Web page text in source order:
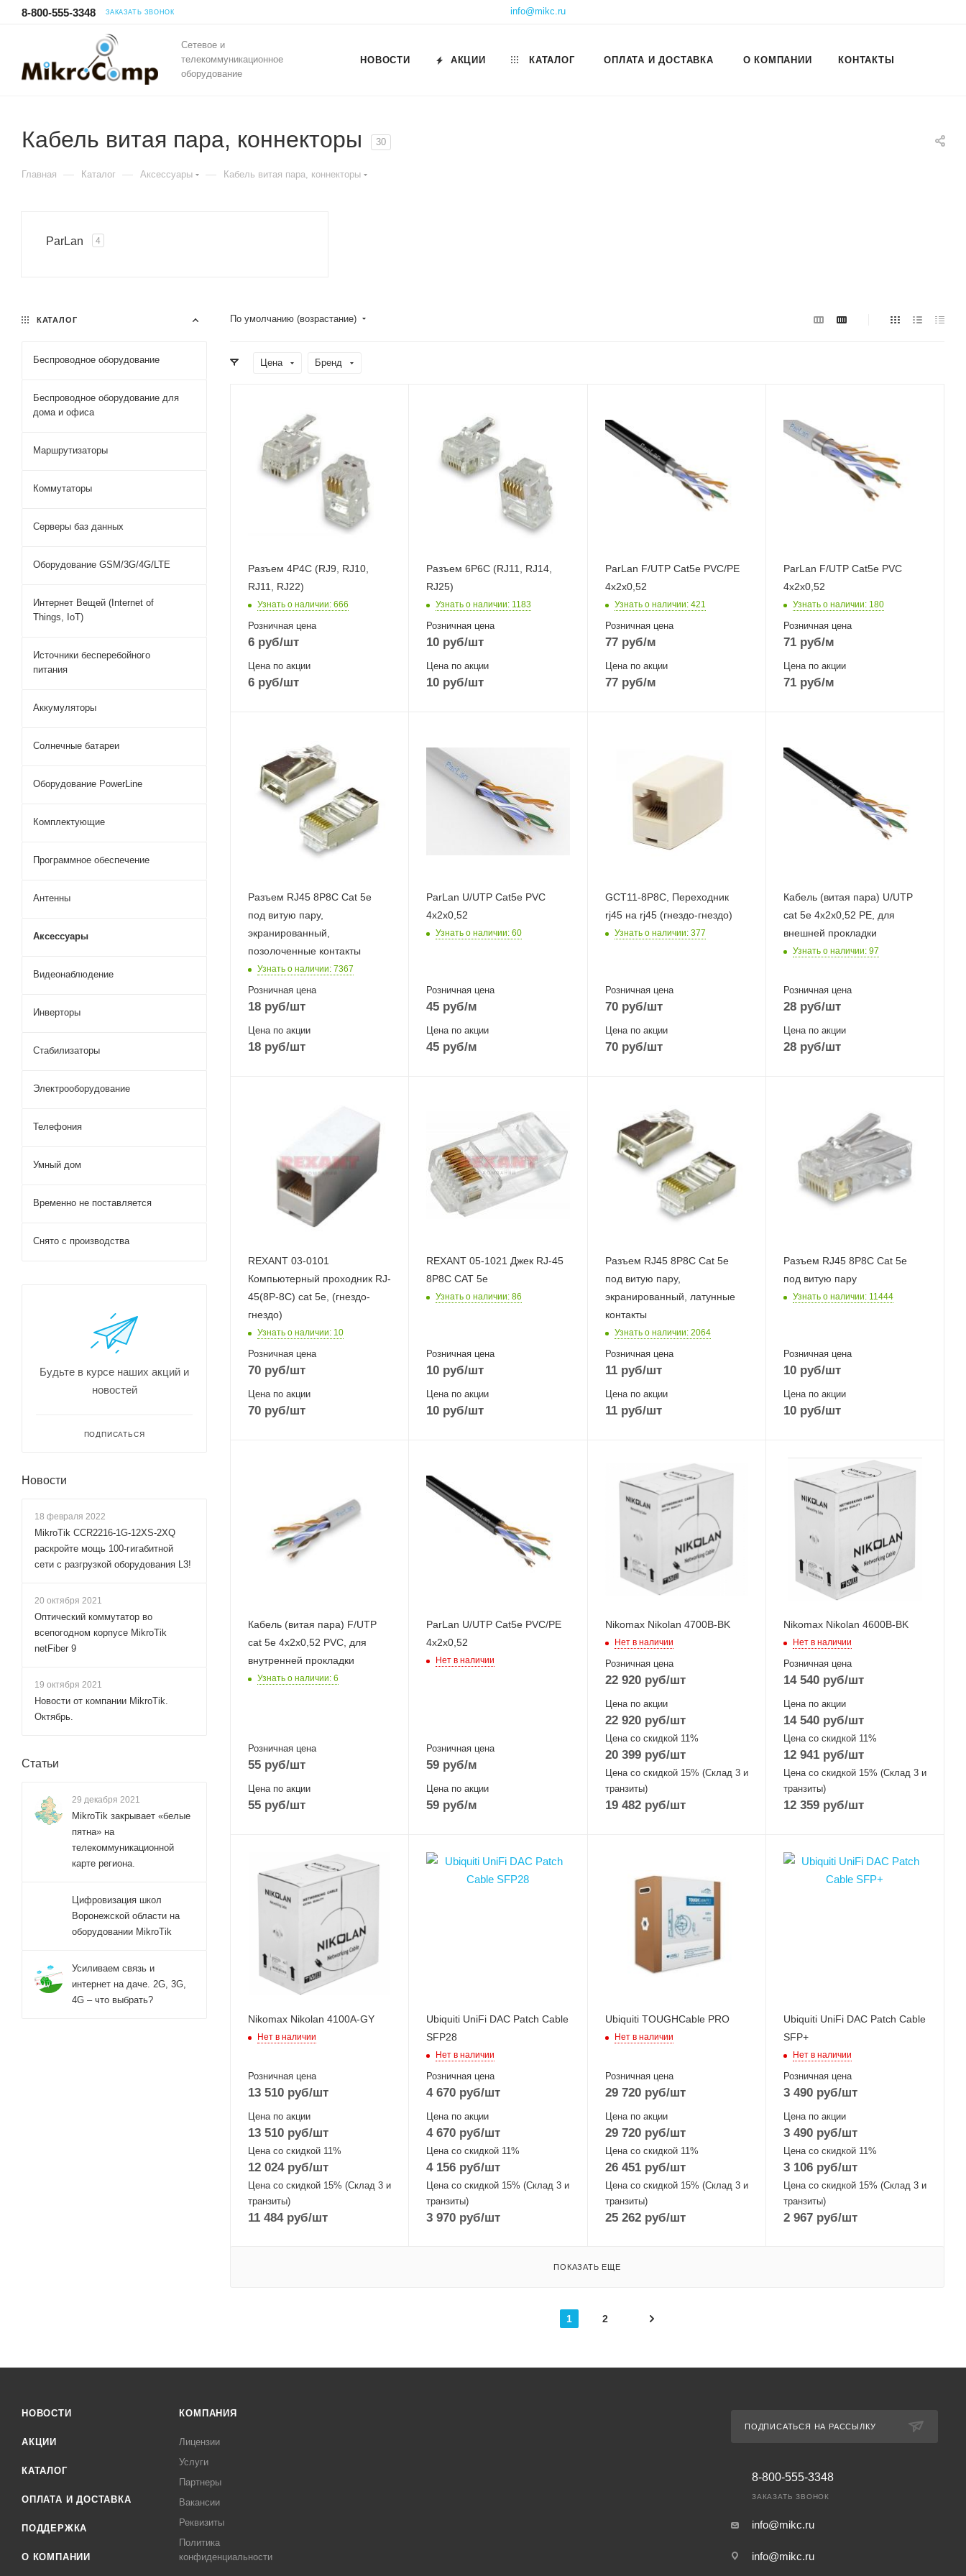
8-800-555-3348 ЗАКАЗАТЬ ЗВОНОК info@mikc.ru
Сетевое и
телекоммуникационное
оборудование
НОВОСТИ АКЦИИ КАТАЛОГ ОПЛАТА И ДОСТАВКА О КОМПАНИИ КОНТАКТЫ
Кабель витая пара, коннекторы 30
Главная — Каталог — Аксессуары — Кабель витая пара, коннекторы
ParLan 4
По умолчанию (возрастание)
Цена Бренд
Разъем 4P4C (RJ9, RJ10,
RJ11, RJ22)
Узнать о наличии: 666
Розничная цена
6 руб/шт
Цена по акции
6 руб/шт
Разъем 6P6C (RJ11, RJ14,
RJ25)
Узнать о наличии: 1183
Розничная цена
10 руб/шт
Цена по акции
10 руб/шт
ParLan F/UTP Cat5e PVC/PE
4х2х0,52
Узнать о наличии: 421
Розничная цена
77руб/м
Цена по акции
77руб/м
ParLan F/UTP Cat5e PVC
4х2х0,52
Узнать о наличии: 180
Розничная цена
71руб/м
Цена по акции
71руб/м
Разъем RJ45 8P8C Cat 5e
под витую пару,
экранированный,
позолоченные контакты
Узнать о наличии: 7367
Розничная цена
18 руб/шт
Цена по акции
18 руб/шт
ParLan U/UTP Cat5e PVC
4х2х0,52
Узнать о наличии: 60
Розничная цена
45 руб/м
Цена по акции
45 руб/м
GCT11-8P8C, Переходник
rj45 на rj45 (гнездо-гнездо)
Узнать о наличии: 377
Розничная цена
70руб/шт
Цена по акции
70руб/шт
Кабель (витая пара) U/UTP
cat 5e 4х2х0,52 PE, для
внешней прокладки
Узнать о наличии: 97
Розничная цена
28руб/шт
Цена по акции
28руб/шт
REXANT 03-0101
Кoмпьютерный проходник RJ-
45(8P-8C) cat 5e, (гнездо-
гнездо)
Узнать о наличии: 10
Розничная цена
70 руб/шт
Цена по акции
70 руб/шт
REXANT 05-1021 Джек RJ-45
8P8C CAT 5e
Узнать о наличии: 86
Розничная цена
10 руб/шт
Цена по акции
10 руб/шт
Разъем RJ45 8P8C Cat 5e
под витую пару,
экранированный, латунные
контакты
Узнать о наличии: 2064
Розничная цена
11руб/шт
Цена по акции
11руб/шт
Разъем RJ45 8P8C Cat 5e
под витую пару
Узнать о наличии: 11444
Розничная цена
10руб/шт
Цена по акции
10руб/шт
Кабель (витая пара) F/UTP
cat 5e 4х2х0,52 PVC, для
внутренней прокладки
Узнать о наличии: 6
Розничная цена
55 руб/шт
Цена по акции
55 руб/шт
ParLan U/UTP Cat5e PVC/PE
4х2х0,52
Нет в наличии
Розничная цена
59 руб/м
Цена по акции
59 руб/м
Nikomax Nikolan 4700B-BK
Нет в наличии
Розничная цена
22 920руб/шт
Цена по акции
22 920руб/шт
Цена со скидкой 11%
20 399руб/шт
Цена со скидкой 15% (Склад 3 и
транзиты)
19 482руб/шт
Nikomax Nikolan 4600B-BK
Нет в наличии
Розничная цена
14 540руб/шт
Цена по акции
14 540руб/шт
Цена со скидкой 11%
12 941руб/шт
Цена со скидкой 15% (Склад 3 и
транзиты)
12 359руб/шт
Nikomax Nikolan 4100A-GY
Нет в наличии
Розничная цена
13 510 руб/шт
Цена по акции
13 510 руб/шт
Цена со скидкой 11%
12 024руб/шт
Цена со скидкой 15% (Склад 3 и
транзиты)
11 484руб/шт
Ubiquiti UniFi DAC Patch Cable
SFP28
Нет в наличии
Розничная цена
4 670 руб/шт
Цена по акции
4 670 руб/шт
Цена со скидкой 11%
4 156 руб/шт
Цена со скидкой 15% (Склад 3 и
транзиты)
3 970 руб/шт
Ubiquiti TOUGHCable PRO
Нет в наличии
Розничная цена
29 720руб/шт
Цена по акции
29 720руб/шт
Цена со скидкой 11%
26 451руб/шт
Цена со скидкой 15% (Склад 3 и
транзиты)
25 262руб/шт
Ubiquiti UniFi DAC Patch Cable
SFP+
Нет в наличии
Розничная цена
3 490руб/шт
Цена по акции
3 490руб/шт
Цена со скидкой 11%
3 106руб/шт
Цена со скидкой 15% (Склад 3 и
транзиты)
2 967руб/шт
ПОКАЗАТЬ ЕЩЕ
1 2
КАТАЛОГ
Беспроводное оборудование
Беспроводное оборудование для
дома и офиса
Маршрутизаторы
Коммутаторы
Серверы баз данных
Оборудование GSM/3G/4G/LTE
Интернет Вещей (Internet of
Things, IoT)
Источники бесперебойного
питания
Аккумуляторы
Солнечные батареи
Оборудование PowerLine
Комплектующие
Программное обеспечение
Антенны
Аксессуары
Видеонаблюдение
Инверторы
Стабилизаторы
Электрооборудование
Телефония
Умный дом
Временно не поставляется
Снято с производства
Будьте в курсе наших акций и
новостей
ПОДПИСАТЬСЯ
Новости
18 февраля 2022
MikroTik CCR2216-1G-12XS-2XQ
раскройте мощь 100-гигабитной
сети с разгрузкой оборудования L3!
20 октября 2021
Оптический коммутатор во
всепогодном корпусе MikroTik
netFiber 9
19 октября 2021
Новости от компании MikroTik.
Октябрь.
Статьи
29 декабря 2021
MikroTik закрывает «белые
пятна» на
телекоммуникационной
карте региона.
Цифровизация школ
Воронежской области на
оборудовании MikroTik
Усиливаем связь и
интернет на даче. 2G, 3G,
4G – что выбрать?
НОВОСТИ
АКЦИИ
КАТАЛОГ
ОПЛАТА И ДОСТАВКА
ПОДДЕРЖКА
О КОМПАНИИ
КОМПАНИЯ
Лицензии
Услуги
Партнеры
Вакансии
Реквизиты
Политика
конфиденциальности
ПОДПИСАТЬСЯ НА РАССЫЛКУ
8-800-555-3348
ЗАКАЗАТЬ ЗВОНОК
info@mikc.ru
info@mikc.ru